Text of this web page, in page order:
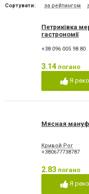
Сортувати: за рейтингом
Петриківка
гастрономії
+38 096 005 98 80
3.14 погано
Я
Мясная
Кривой Рог
+380677738787
2.83 погано
Я